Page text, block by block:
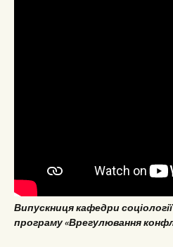
Випускниця кафедри
програму «Врегулювання